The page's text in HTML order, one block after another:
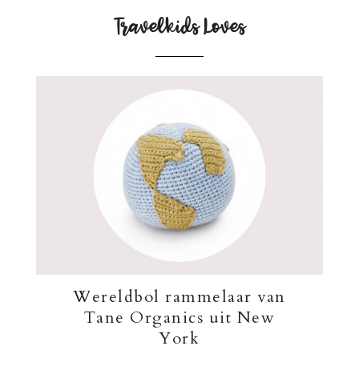
Travelkids Loves
Wereldbol rammelaar van
Tane Organics uit New
York